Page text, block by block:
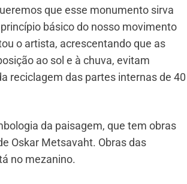
que esse monumento sirva
básico do nosso movimento
o artista, acrescentando que as
ao sol e à chuva, evitam
reciclagem das partes internas de 40
da paisagem, que tem obras
Oskar Metsavaht. Obras das
no mezanino.